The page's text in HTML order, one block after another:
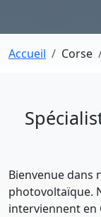
Accueil Corse
Bienvenue dans
photovoltaïque.
interviennent